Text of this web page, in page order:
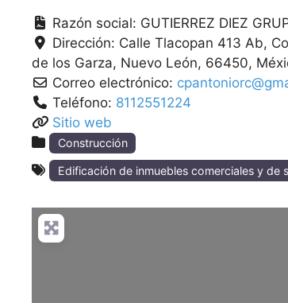
Razón social: GUTIERREZ DIEZ
Dirección: Calle Tlacopan 413 Ab,
de los Garza Nuevo León 66450
Correo electrónico:
Teléfono: 8112551224
Sitio web
Construcción
Edificación de inmuebles comerciales y de